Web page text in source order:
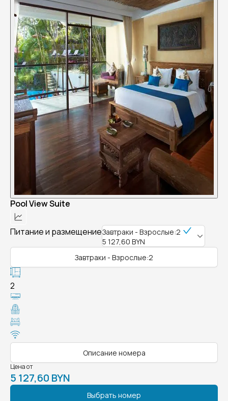
Pool View Suite
Питание и размещениеЗавтраки - Взрослые:2
5 127,60 BYN
Завтраки - Взрослые:2
2
Описание номера
Цена от
5 127,60 BYN
Выбрать номер